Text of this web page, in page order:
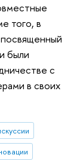
того, в
были
с
в своих